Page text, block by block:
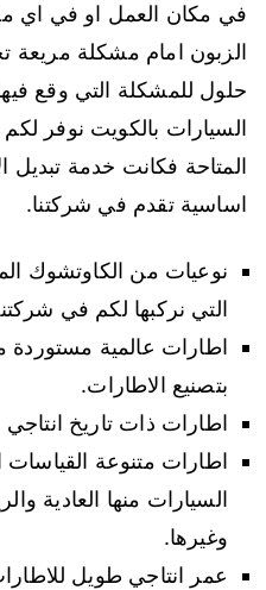
في مكان العمل او في اي
الزبون امام مشكلة مريعة
حلول للمشكلة التي وقع
السيارات بالكويت نوفر
المتاحة فكانت خدمة تبديل
اساسية تقدم في شركتنا.
نوعيات من الكاوتشوك
التي نركبها لكم في
اطارات عالمية
بتصنيع الاطارات.
اطارات ذات تاريخ
اطارات متنوعة
السيارات منها العادية
وغيرها.
عمر انتاجي طويل